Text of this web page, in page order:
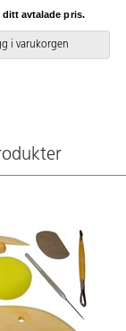
avtalade pris.
i varukorgen